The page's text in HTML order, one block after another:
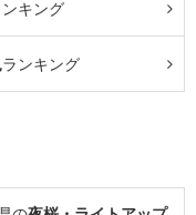
キング
ランキング